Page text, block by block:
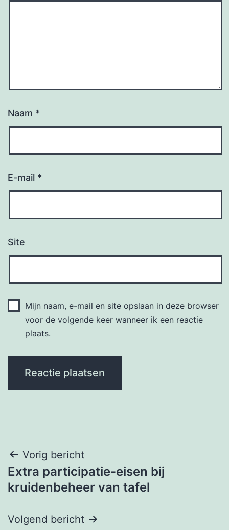
Naam *
E-mail *
Site
Mijn naam, e-mail en site opslaan in deze browser
voor de volgende keer wanneer ik een reactie
plaats.
Bericht
navigatie
Vorig bericht
Extra participatie-eisen bij
kruidenbeheer van tafel
Volgend bericht